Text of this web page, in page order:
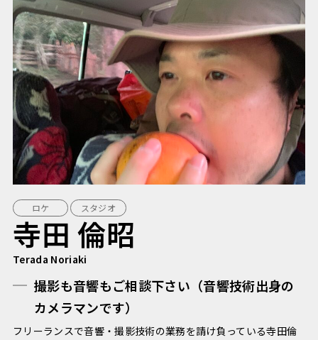
ロケ スタジオ
寺田 倫昭
Terada Noriaki
撮影も音響もご相談下さい（音響技術出身の
カメラマンです）
フリーランスで音響・撮影技術の業務を請け負っている寺田倫